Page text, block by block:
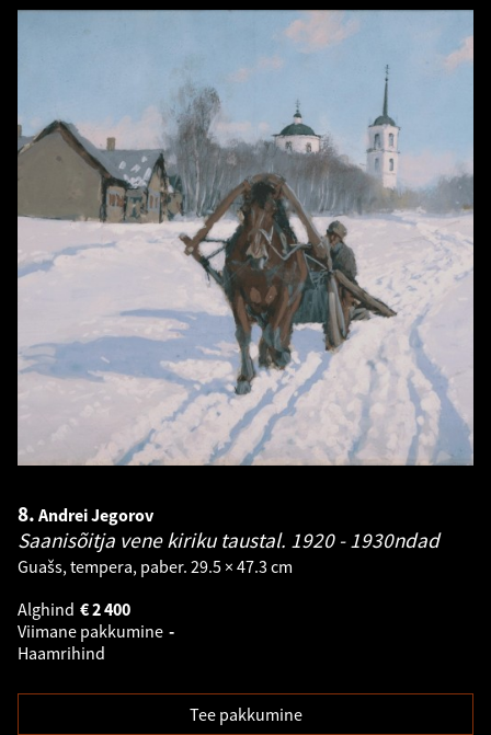
8. Andrei Jegorov
Saanisõitja vene kiriku taustal. 1920 - 1930ndad
Guašs, tempera, paber. 29.5 × 47.3 cm
Alghind
2 400
€
Viimane pakkumine -
Haamrihind
Tee pakkumine